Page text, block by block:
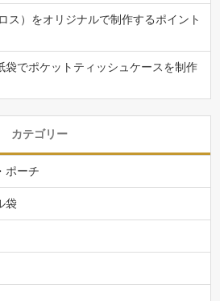
ス）をオリジナルで制作するポイント
袋でポケットティッシュケースを制作
カテゴリー
ポーチ
袋